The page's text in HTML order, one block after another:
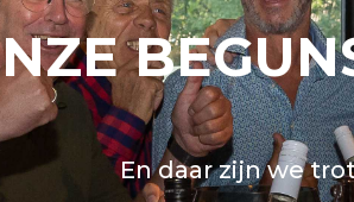
En daar zijn we